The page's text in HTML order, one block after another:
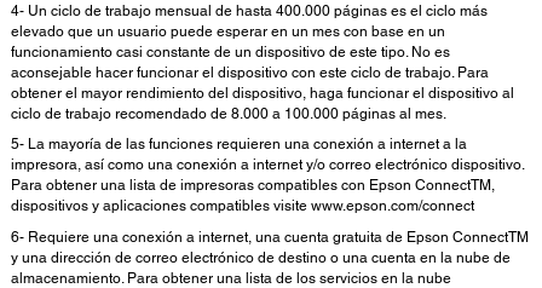
4- Un ciclo de trabajo mensual de hasta 400.000 páginas es el ciclo más
elevado que un usuario puede esperar en un mes con base en un
funcionamiento casi constante de un dispositivo de este tipo. No es
aconsejable hacer funcionar el dispositivo con este ciclo de trabajo. Para
obtener el mayor rendimiento del dispositivo, haga funcionar el dispositivo al
ciclo de trabajo recomendado de 8.000 a 100.000 páginas al mes.
5- La mayoría de las funciones requieren una conexión a internet a la
impresora, así como una conexión a internet y/o correo electrónico dispositivo.
Para obtener una lista de impresoras compatibles con Epson ConnectTM,
dispositivos y aplicaciones compatibles visite www.epson.com/connect
6- Requiere una conexión a internet, una cuenta gratuita de Epson ConnectTM
y una dirección de correo electrónico de destino o una cuenta en la nube de
almacenamiento. Para obtener una lista de los servicios en la nube